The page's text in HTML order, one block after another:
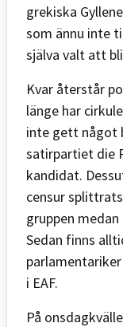
grekiska
som ännu inte
själva valt att
Kvar återstår
länge har
inte gett något
satirpartiet die
kandidat.
censur
gruppen
Sedan finns
i EAF.
På